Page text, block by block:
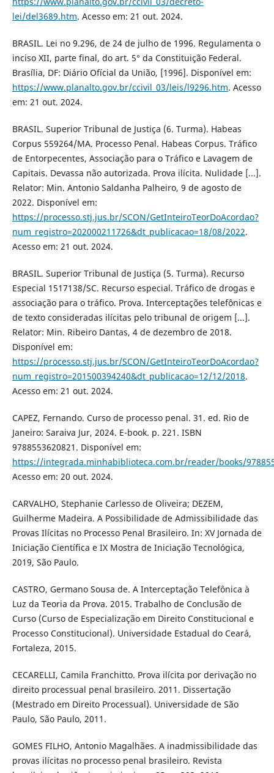
lei/del3689.htm. Acesso em: 21 out. 2024.
BRASIL. Lei no 9.296, de 24 de julho de 1996. Regulamenta o
inciso XII, parte final, do art. 5° da Constituição Federal.
Brasília, DF: Diário Ofícial da União, [1996]. Disponível em:
https://www.planalto.gov.br/ccivil_03/leis/l9296.htm. Acesso
em: 21 out. 2024.
BRASIL. Superior Tribunal de Justiça (6. Turma). Habeas
Corpus 559264/MA. Processo Penal. Habeas Corpus. Tráfico
de Entorpecentes, Associação para o Tráfico e Lavagem de
Capitais. Devassa não autorizada. Prova ilícita. Nulidade [...].
Relator: Min. Antonio Saldanha Palheiro, 9 de agosto de
2022. Disponível em:
https://processo.stj.jus.br/SCON/GetInteiroTeorDoAcordao?
num_registro=202000211726&dt_publicacao=18/08/2022.
Acesso em: 21 out. 2024.
BRASIL. Superior Tribunal de Justiça (5. Turma). Recurso
Especial 1517138/SC. Recurso especial. Tráfico de drogas e
associação para o tráfico. Prova. Interceptações telefônicas e
de texto consideradas ilícitas pelo tribunal de origem [...].
Relator: Min. Ribeiro Dantas, 4 de dezembro de 2018.
Disponível em:
https://processo.stj.jus.br/SCON/GetInteiroTeorDoAcordao?
num_registro=201500394240&dt_publicacao=12/12/2018.
Acesso em: 21 out. 2024.
CAPEZ, Fernando. Curso de processo penal. 31. ed. Rio de
Janeiro: Saraiva Jur, 2024. E-book. p. 221. ISBN
9788553620821. Disponível em:
https://integrada.minhabiblioteca.com.br/reader/books/
Acesso em: 20 out. 2024.
CARVALHO, Stephanie Carlesso de Oliveira; DEZEM,
Guilherme Madeira. A Possibilidade de Admissibilidade das
Provas Ilícitas no Processo Penal Brasileiro. In: XV Jornada de
Iniciação Científica e IX Mostra de Iniciação Tecnológica,
2019, São Paulo.
CASTRO, Germano Sousa de. A Interceptação Telefônica à
Luz da Teoria da Prova. 2015. Trabalho de Conclusão de
Curso (Curso de Especialização em Direito Constitucional e
Processo Constitucional). Universidade Estadual do Ceará,
Fortaleza, 2015.
CECARELLI, Camila Franchitto. Prova ilícita por derivação no
direito processual penal brasileiro. 2011. Dissertação
(Mestrado em Direito Processual). Universidade de São
Paulo, São Paulo, 2011.
GOMES FILHO, Antonio Magalhães. A inadmissibilidade das
provas ilícitas no processo penal brasileiro. Revista